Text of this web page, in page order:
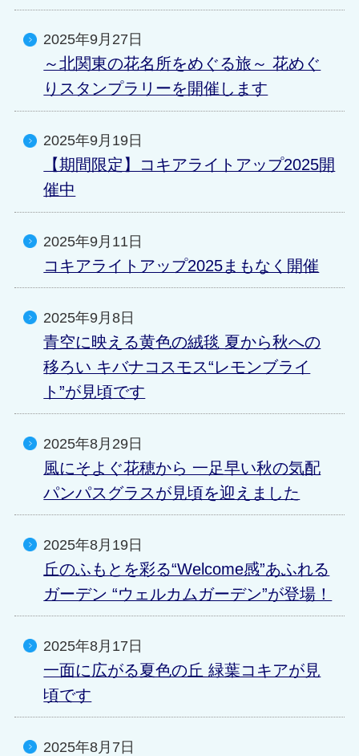
2025年9月27日
～北関東の花名所をめぐる旅～ 花めぐ
りスタンプラリーを開催します
2025年9月19日
【期間限定】コキアライトアップ2025開
催中
2025年9月11日
コキアライトアップ2025まもなく開催
2025年9月8日
青空に映える黄色の絨毯 夏から秋への
移ろい キバナコスモス“レモンブライ
ト”が見頃です
2025年8月29日
風にそよぐ花穂から 一足早い秋の気配
パンパスグラスが見頃を迎えました
2025年8月19日
丘のふもとを彩る“Welcome感”あふれる
ガーデン “ウェルカムガーデン”が登場！
2025年8月17日
一面に広がる夏色の丘 緑葉コキアが見
頃です
2025年8月7日